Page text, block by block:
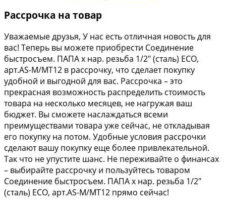
Рассрочка на товар
Уважаемые друзья, У нас есть отличная новость для
вас! Теперь вы можете приобрести Соединение
быстросъем. ПАПА х нар. резьба 1/2″ (сталь) ECO,
арт.AS-M/MT12 в рассрочку, что сделает покупку
удобной и выгодной для вас. Рассрочка – это
прекрасная возможность распределить стоимость
товара на несколько месяцев, не нагружая ваш
бюджет. Вы сможете наслаждаться всеми
преимуществами товара уже сейчас, не откладывая
его покупку на потом. Удобные условия рассрочки
сделают вашу покупку еще более привлекательной.
Так что не упустите шанс. Не переживайте о финансах
– выбирайте рассрочку и пользуйтесь товаром
Соединение быстросъем. ПАПА х нар. резьба 1/2″
(сталь) ECO, арт.AS-M/MT12 прямо сейчас!